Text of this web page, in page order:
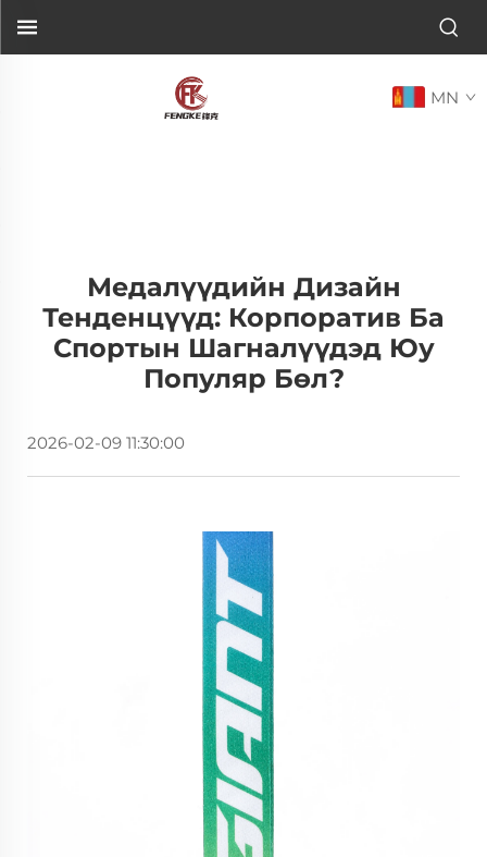
MN
Медалүүдийн Дизайн
Тенденцүүд: Корпоратив Ба
Спортын Шагналүүдэд Юу
Популяр Бөл?
2026-02-09 11:30:00